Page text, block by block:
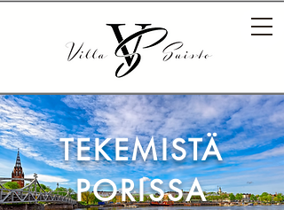
TEKEMISTÄ
PORISSA